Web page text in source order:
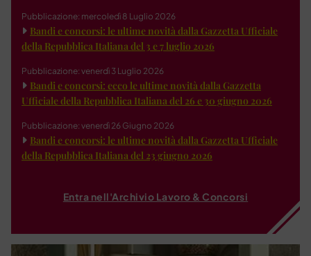
Pubblicazione: mercoledì 8 Luglio 2026
Bandi e concorsi: le ultime novità dalla Gazzetta Ufficiale
della Repubblica Italiana del 3 e 7 luglio 2026
Pubblicazione: venerdì 3 Luglio 2026
Bandi e concorsi: ecco le ultime novità dalla Gazzetta
Ufficiale della Repubblica Italiana del 26 e 30 giugno 2026
Pubblicazione: venerdì 26 Giugno 2026
Bandi e concorsi: le ultime novità dalla Gazzetta Ufficiale
della Repubblica Italiana del 23 giugno 2026
Entra nell'Archivio Lavoro & Concorsi